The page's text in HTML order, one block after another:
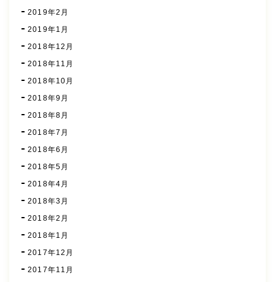
2019年2月
2019年1月
2018年12月
2018年11月
2018年10月
2018年9月
2018年8月
2018年7月
2018年6月
2018年5月
2018年4月
2018年3月
2018年2月
2018年1月
2017年12月
2017年11月